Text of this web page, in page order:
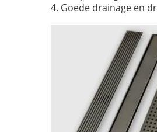
4. Goede drainage en